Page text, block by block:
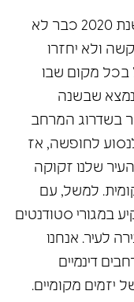
העולם שלאחר שנת 2020 כבר לא
ולא יחזרו
בכל מקום שבו
שבשנה
בשדרוג המרחב
לחופשה, אז
שלנו זקוקה
למשל, עם
במגורי סטודנטים
לעיר. אנחנו
דינמיים
יזמים מקומיים.